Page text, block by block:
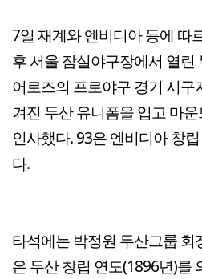
7일 재계와 엔비디아 등에 따
후 서울 잠실야구장에서 열린
어로즈의 프로야구 경기 시구
겨진 두산 유니폼을 입고 마
인사했다. 93은 엔비디아 창
다.
타석에는 박정원 두산그룹 회
은 두산 창립 연도(1896년)를